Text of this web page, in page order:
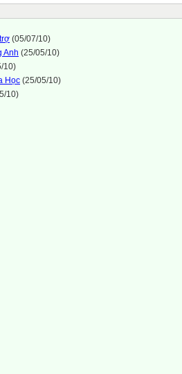
(05/07/10)
Anh (25/05/10)
10)
Học (25/05/10)
10)